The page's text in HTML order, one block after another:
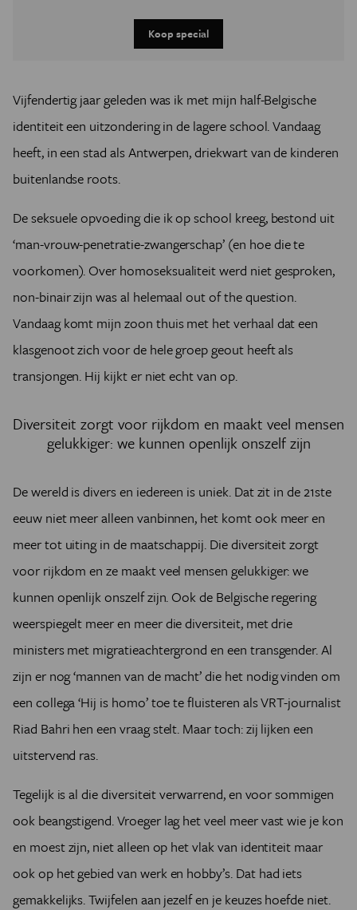
Koop special
Vijfendertig jaar geleden was ik met mijn half-Belgische
identiteit een uitzondering in de lagere school. Vandaag
heeft, in een stad als Antwerpen, driekwart van de kinderen
buitenlandse roots.
De seksuele opvoeding die ik op school kreeg, bestond uit
‘man-vrouw-penetratie-zwangerschap’ (en hoe die te
voorkomen). Over homoseksualiteit werd niet gesproken,
non-binair zijn was al helemaal out of the question.
Vandaag komt mijn zoon thuis met het verhaal dat een
klasgenoot zich voor de hele groep geout heeft als
transjongen. Hij kijkt er niet echt van op.
Diversiteit zorgt voor rijkdom en maakt veel mensen
gelukkiger: we kunnen openlijk onszelf zijn
De wereld is divers en iedereen is uniek. Dat zit in de 21ste
eeuw niet meer alleen vanbinnen, het komt ook meer en
meer tot uiting in de maatschappij. Die diversiteit zorgt
voor rijkdom en ze maakt veel mensen gelukkiger: we
kunnen openlijk onszelf zijn. Ook de Belgische regering
weerspiegelt meer en meer die diversiteit, met drie
ministers met migratieachtergrond en een transgender. Al
zijn er nog ‘mannen van de macht’ die het nodig vinden om
een collega ‘Hij is homo’ toe te fluisteren als VRT-journalist
Riad Bahri hen een vraag stelt. Maar toch: zij lijken een
uitstervend ras.
Tegelijk is al die diversiteit verwarrend, en voor sommigen
ook beangstigend. Vroeger lag het veel meer vast wie je kon
en moest zijn, niet alleen op het vlak van identiteit maar
ook op het gebied van werk en hobby’s. Dat had iets
gemakkelijks. Twijfelen aan jezelf en je keuzes hoefde niet.